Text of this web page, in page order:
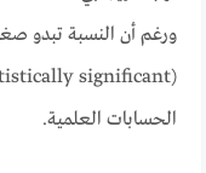
ورغم أن النسبة تبدو
الحسابات العلمية.